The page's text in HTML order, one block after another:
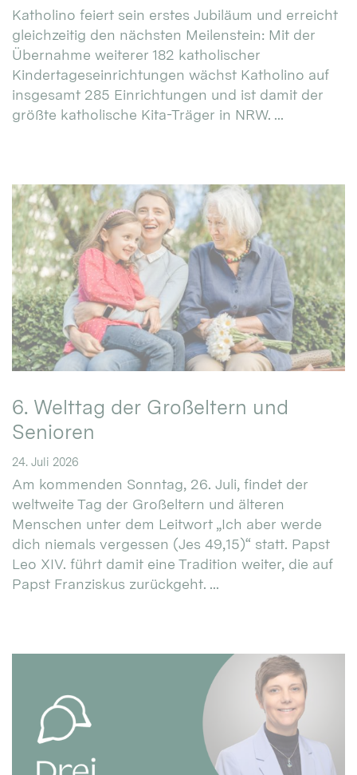
Katholino feiert sein erstes Jubiläum und erreicht
gleichzeitig den nächsten Meilenstein: Mit der
Übernahme weiterer 182 katholischer
Kindertageseinrichtungen wächst Katholino auf
insgesamt 285 Einrichtungen und ist damit der
größte katholische Kita-Träger in NRW. ...
6. Welttag der Großeltern und
Senioren
24. Juli 2026
Am kommenden Sonntag, 26. Juli, findet der
weltweite Tag der Großeltern und älteren
Menschen unter dem Leitwort „Ich aber werde
dich niemals vergessen (Jes 49,15)“ statt. Papst
Leo XIV. führt damit eine Tradition weiter, die auf
Papst Franziskus zurückgeht. ...